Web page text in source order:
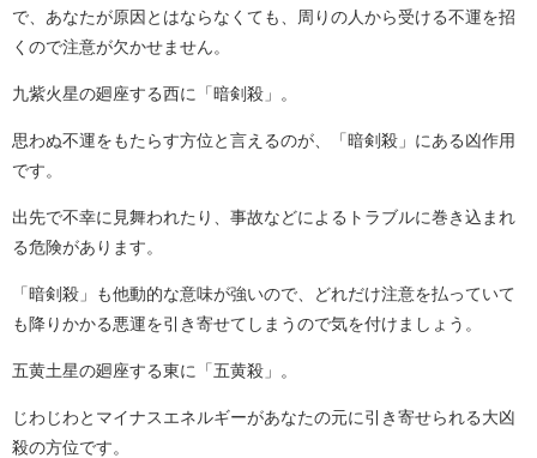
で、あなたが原因とはならなくても、周りの人から受ける不運を招
くので注意が欠かせません。
九紫火星の廻座する西に「暗剣殺」。
思わぬ不運をもたらす方位と言えるのが、「暗剣殺」にある凶作用
です。
出先で不幸に見舞われたり、事故などによるトラブルに巻き込まれ
る危険があります。
「暗剣殺」も他動的な意味が強いので、どれだけ注意を払っていて
も降りかかる悪運を引き寄せてしまうので気を付けましょう。
五黄土星の廻座する東に「五黄殺」。
じわじわとマイナスエネルギーがあなたの元に引き寄せられる大凶
殺の方位です。